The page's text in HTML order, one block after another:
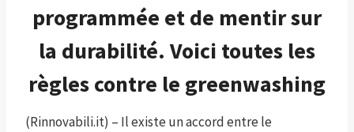
programmée et de mentir sur
la durabilité. Voici toutes les
règles contre le greenwashing
(Rinnovabili.it) – Il existe un accord entre le